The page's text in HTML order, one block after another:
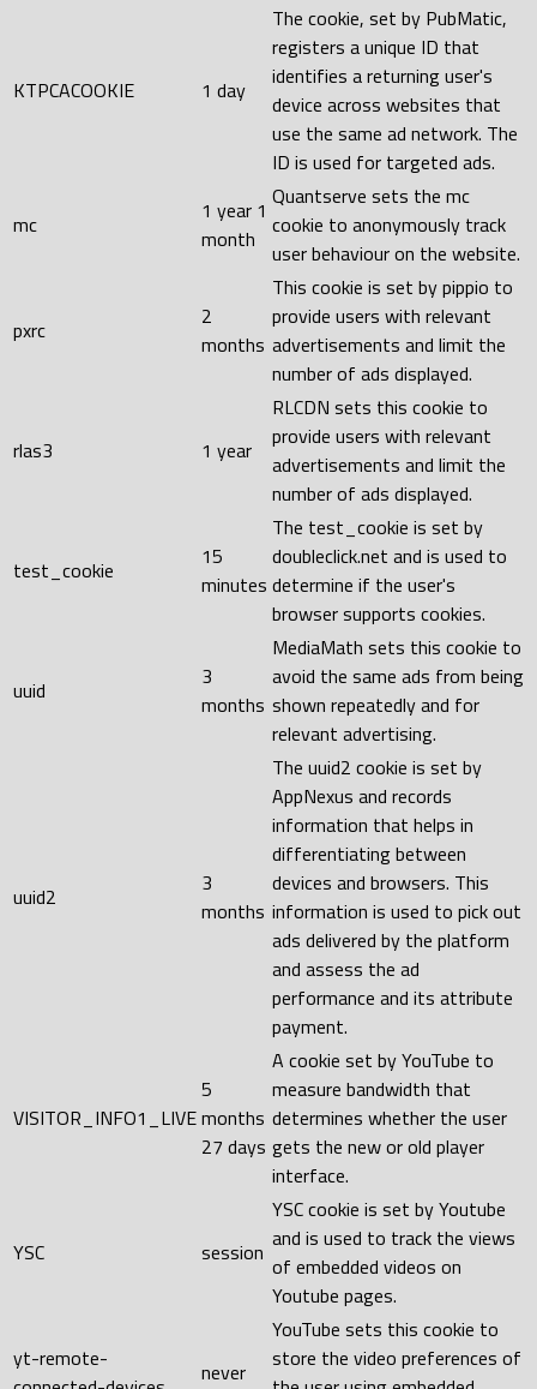
KTPCACOOKIE 1 day
The cookie, set by PubMatic,
registers a unique ID that
identifies a returning user's
device across websites that
use the same ad network. The
ID is used for targeted ads.
mc
1 year 1
month
Quantserve sets the mc
cookie to anonymously track
user behaviour on the website.
pxrc
2
months
This cookie is set by pippio to
provide users with relevant
advertisements and limit the
number of ads displayed.
rlas3 1 year
RLCDN sets this cookie to
provide users with relevant
advertisements and limit the
number of ads displayed.
test_cookie
15
minutes
The test_cookie is set by
doubleclick.net and is used to
determine if the user's
browser supports cookies.
uuid
3
months
MediaMath sets this cookie to
avoid the same ads from being
shown repeatedly and for
relevant advertising.
uuid2
3
months
The uuid2 cookie is set by
AppNexus and records
information that helps in
differentiating between
devices and browsers. This
information is used to pick out
ads delivered by the platform
and assess the ad
performance and its attribute
payment.
VISITOR_INFO1_LIVE
5
months
27 days
A cookie set by YouTube to
measure bandwidth that
determines whether the user
gets the new or old player
interface.
YSC session
YSC cookie is set by Youtube
and is used to track the views
of embedded videos on
Youtube pages.
yt-remote-
never
YouTube sets this cookie to
store the video preferences of